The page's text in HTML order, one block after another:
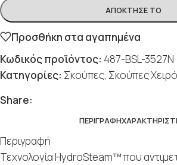
ΑΠΌΚΤΗΣΈ ΤΟ
Προσθήκη στα αγαπημένα
Κωδικός προϊόντος: 487-BSL-3527N
Κατηγορίες: Σκούπες, Σκούπες
Share:
ΠΕΡΙΓΡΑΦΉ
Περιγραφή
Τεχνολογία HydroSteam™ που